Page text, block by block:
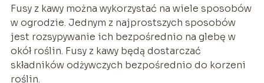
Fusy z kawy można wykorzystać na wiele sposobów
w ogrodzie. Jednym z najprostszych sposobów
jest rozsypywanie ich bezpośrednio na glebę w
okół roślin. Fusy z kawy będą dostarczać
składników odżywczych bezpośrednio do korzeni
roślin.